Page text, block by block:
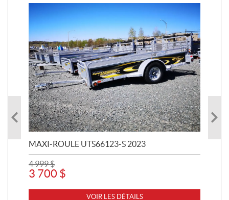
MAXI-ROULE UTS66123-S 2023
4 999$
3 700 $
VOIR LES DÉTAILS